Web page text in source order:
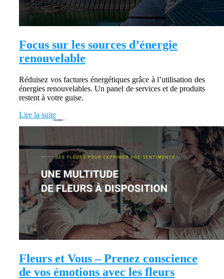
Focus sur les sources d’énergie
renouvelable
Réduisez vos factures énergétiques grâce à l’utilisation des
énergies renouvelables. Un panel de services et de produits
restent à votre guise.
Lire la suite
Fleurs et Vous – Prenez conscience
de vos émotions avec les fleurs